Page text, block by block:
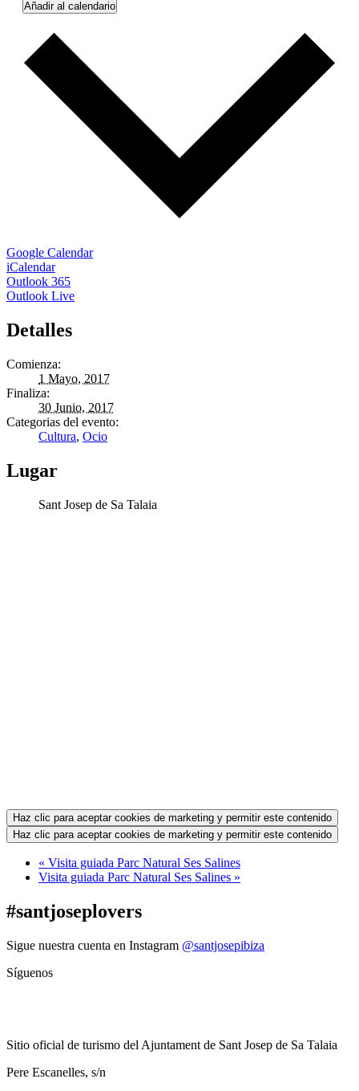
Añadir al calendario
Google Calendar
iCalendar
Outlook 365
Outlook Live
Detalles
Comienza:
1 Mayo, 2017
Finaliza:
30 Junio, 2017
Categorias del evento:
Cultura, Ocio
Lugar
Sant Josep de Sa Talaia
Haz clic para aceptar cookies de marketing y permitir este contenido
Haz clic para aceptar cookies de marketing y permitir este contenido
« Visita guiada Parc Natural Ses Salines
Visita guiada Parc Natural Ses Salines »
#santjoseplovers
Sigue nuestra cuenta en Instagram @santjosepibiza
Síguenos
Sitio oficial de turismo del Ajuntament de Sant Josep de Sa Talaia
Pere Escanelles, s/n